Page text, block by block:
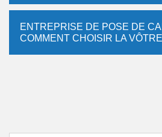
ENTREPRISE DE POSE DE
COMMENT CHOISIR LA